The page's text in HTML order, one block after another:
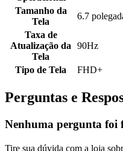
Tamanho da
Tela
6.7
Taxa de
Atualização da
Tela
90Hz
Tipo de Tela FHD+
Perguntas e
Nenhuma pergunta foi
Tire sua dúvida com a loja